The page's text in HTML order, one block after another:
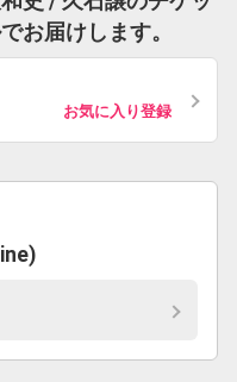
お届けします。
お気に入り登録